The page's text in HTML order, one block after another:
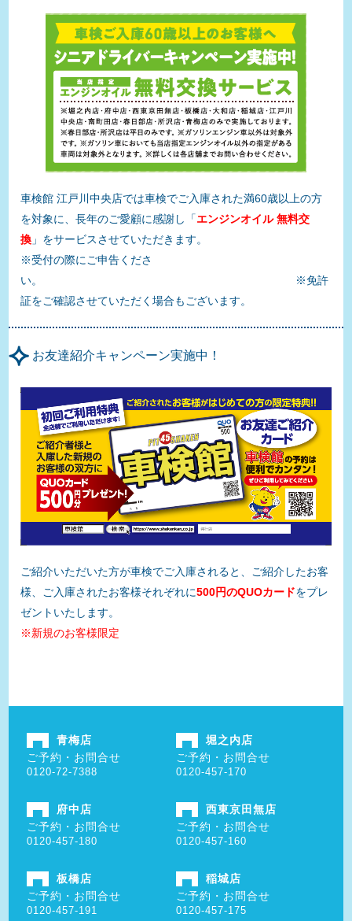
車検館 江戸川中央店では車検でご入庫された満60歳以上の方
を対象に、長年のご愛顧に感謝し「エンジンオイル 無料交
換 」をサービスさせていただきます。
※受付の際にご申告くださ
い。 ※免許
証をご確認させていただく場合もございます。
お友達紹介キャンペーン実施中！
ご紹介いただいた方が車検でご入庫されると、ご紹介したお客
様、ご入庫されたお客様それぞれに500円のQUOカードをプレ
ゼントいたします。
※新規のお客様限定
青梅店
ご予約・お問合せ
0120-72-7388
堀之内店
ご予約・お問合せ
0120-457-170
府中店
ご予約・お問合せ
0120-457-180
西東京田無店
ご予約・お問合せ
0120-457-160
板橋店
ご予約・お問合せ
0120-457-191
稲城店
ご予約・お問合せ
0120-457-175